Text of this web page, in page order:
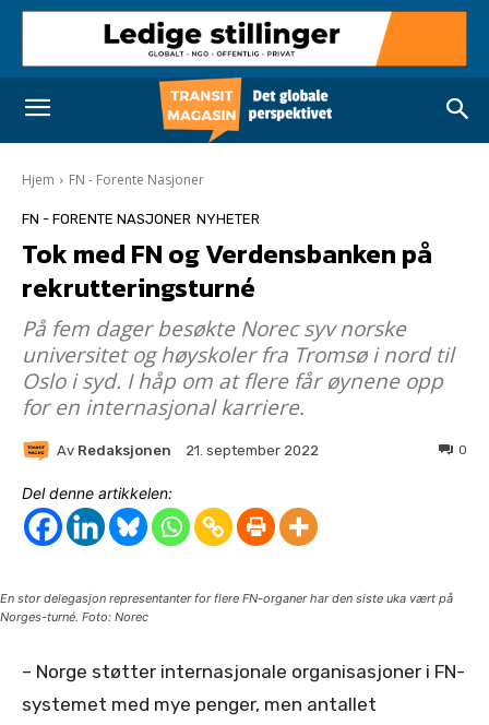
Hjem FN - Forente Nasjoner
FN - FORENTE NASJONER NYHETER
Tok med FN og Verdensbanken på
rekrutteringsturné
På fem dager besøkte Norec syv norske
universitet og høyskoler fra Tromsø i nord til
Oslo i syd. I håp om at flere får øynene opp
for en internasjonal karriere.
Av Redaksjonen 21. september 2022 0
Del denne artikkelen:
En stor delegasjon representanter for flere FN-organer har den siste uka vært på
Norges-turné. Foto: Norec
– Norge støtter internasjonale organisasjoner i FN-
systemet med mye penger, men antallet